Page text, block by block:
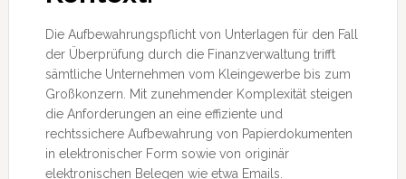
Die Aufbewahrungspflicht von Unterlagen für den Fall
der Überprüfung durch die Finanzverwaltung trifft
sämtliche Unternehmen vom Kleingewerbe bis zum
Großkonzern. Mit zunehmender Komplexität steigen
die Anforderungen an eine effiziente und
rechtssichere Aufbewahrung von Papierdokumenten
in elektronischer Form sowie von originär
elektronischen Belegen wie etwa Emails.